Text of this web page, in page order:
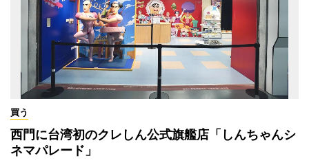
買う
西門に台湾初のクレしん公式旗艦店「しんちゃんシ
ネマパレード」